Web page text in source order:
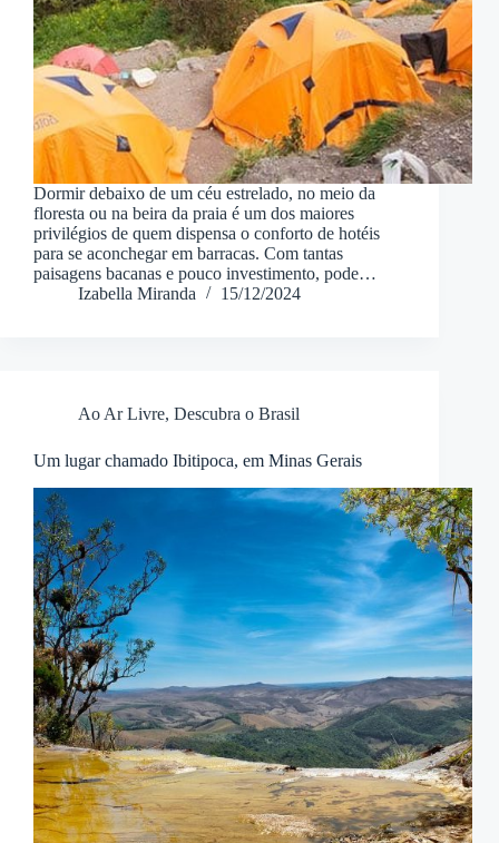
Dormir debaixo de um céu estrelado, no meio da
floresta ou na beira da praia é um dos maiores
privilégios de quem dispensa o conforto de hotéis
para se aconchegar em barracas. Com tantas
paisagens bacanas e pouco investimento, pode…
Izabella Miranda
15/12/2024
Ao Ar Livre, Descubra o Brasil
Um lugar chamado Ibitipoca, em Minas Gerais